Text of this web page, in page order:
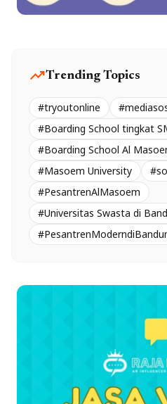
trending_upTrending Topics
#tryoutonline
#Boarding School tingkat
#Boarding School Al
#Masoem University
#PesantrenAlMasoem
#Universitas Swasta di